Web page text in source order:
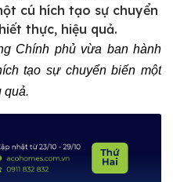
cú hích tạo sự chuyển
thực, hiệu quả.
Chính phủ vừa ban hành
tạo sự chuyển biến một
quả.